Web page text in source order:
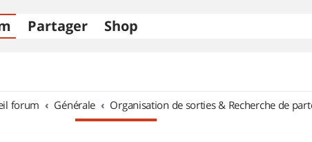
Partager Shop
forum Générale Organisation de sorties & Recherche de